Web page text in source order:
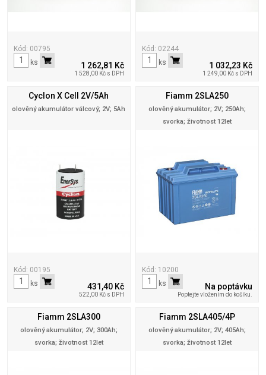
Kód: 00795
1 262,81 Kč
1 528,00 Kč s DPH
ks
Kód: 02244
1 032,23 Kč
1 249,00 Kč s DPH
ks
Cyclon X Cell 2V/5Ah
olověný akumulátor válcový; 2V; 5Ah
Kód: 00195
431,40 Kč
522,00 Kč s DPH
ks
Fiamm 2SLA250
olověný akumulátor; 2V; 250Ah;
svorka; životnost 12let
Kód: 10200
Na poptávku
Poptejte vložením do košíku.
ks
Fiamm 2SLA300
olověný akumulátor; 2V; 300Ah;
svorka; životnost 12let
Fiamm 2SLA405/4P
olověný akumulátor; 2V; 405Ah;
svorka; životnost 12let